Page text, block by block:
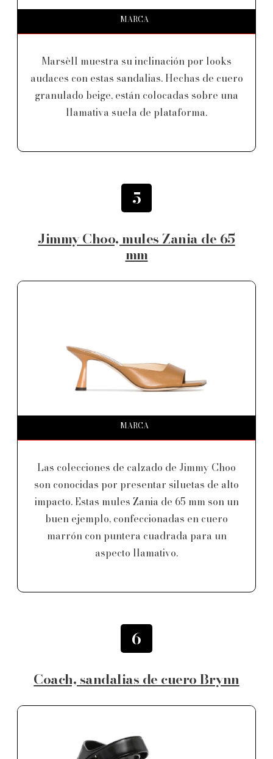
MARCA
Marsèll muestra su inclinación por looks
audaces con estas sandalias. Hechas de cuero
granulado beige, están colocadas sobre una
llamativa suela de plataforma.
5
Jimmy Choo, mules Zania de 65
mm
MARCA
Las colecciones de calzado de Jimmy Choo
son conocidas por presentar siluetas de alto
impacto. Estas mules Zania de 65 mm son un
buen ejemplo, confeccionadas en cuero
marrón con puntera cuadrada para un
aspecto llamativo.
6
Coach, sandalias de cuero Brynn